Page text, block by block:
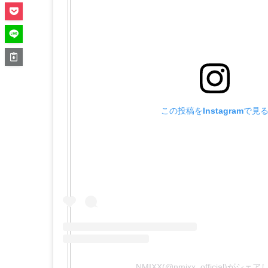
この投稿をInstagramで見る